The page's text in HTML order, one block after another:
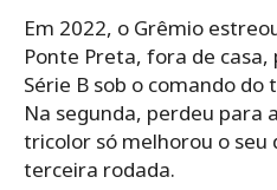
Em 2022, o Grêmio
Ponte Preta, fora de
Série B sob o comando do
Na segunda, perdeu para
tricolor só melhorou o
terceira rodada.